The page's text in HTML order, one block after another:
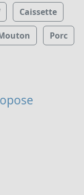
Caissette
Porc